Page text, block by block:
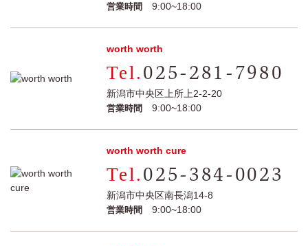
営業時間 9:00~18:00
worth worth
025-281-7980
新潟市中央区上所上2-2-20
営業時間 9:00~18:00
worth worth cure
025-384-0023
新潟市中央区南長潟14-8
営業時間 9:00~18:00